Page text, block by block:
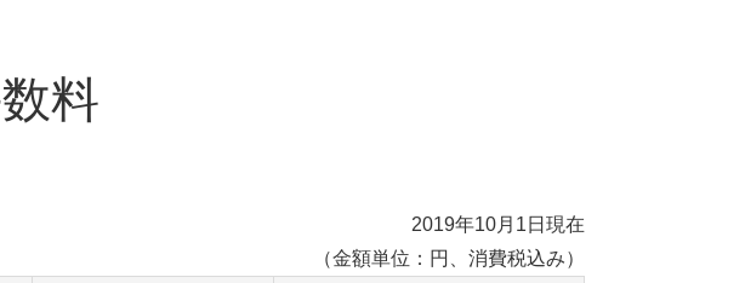
料
2019年10月1日現在
（金額単位：円、消費税込み）